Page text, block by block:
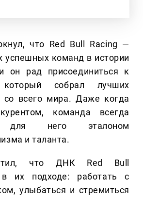
что Red Bull Racing —
успешных команд в истории
он рад присоединиться к
который собрал лучших
со всего мира. Даже когда
команда всегда
для него эталоном
и таланта.
что ДНК Red Bull
в их подходе: работать с
улыбаться и стремиться